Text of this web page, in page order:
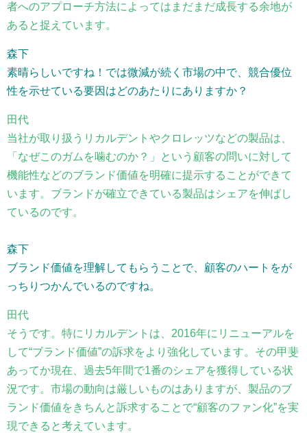
者へのアプローチ方法によってはまだまだ成長する余地が
あると捉えています。
森下
素晴らしいですね！では微減が続く市場の中で、競合優位
性を示せている要因はどのあたりにありますか？
田代
当社が取り扱うリカルデントやクロレッツなどの製品は、
「なぜこのガムを噛むのか？」という顧客の問いに対して
機能性などのブランド価値を明確に提示することができて
います。ブランドが確立できている製品はシェアを伸ばし
ているのです。
森下
ブランド価値を理解してもらうことで、顧客のハートをが
っちりつかんでいるのですね。
田代
そうです。特にリカルデントは、2016年にリニューアルを
して“ブランド価値”の訴求をより強化しています。その甲斐
あってか現在、過去5年間で1番のシェアを獲得している状
況です。市場の動向は厳しいものはありますが、製品のブ
ランド価値をきちんと訴求することで“顧客のファン化”を実
現できると考えています。